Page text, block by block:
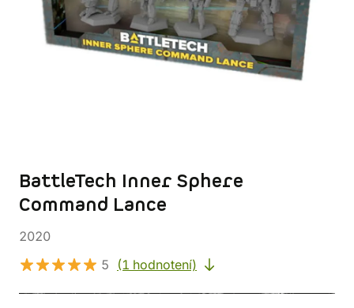
BattleTech Inner Sphere
Command Lance
2020
5
(1 hodnotení)